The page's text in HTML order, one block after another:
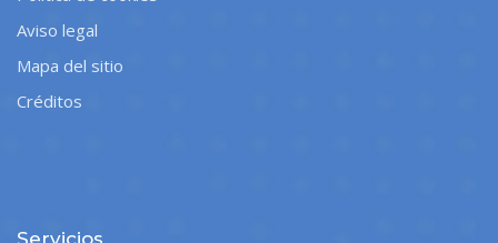
Aviso legal
Mapa del sitio
Créditos